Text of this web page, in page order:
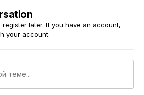
later. If you have an account,
your account.
теме...